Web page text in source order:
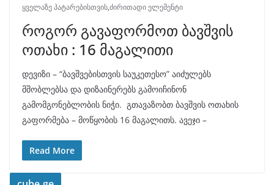
ყველაზე პატარებისთვის,ძირითადი ელემენტი
როგორ გავაფორმოთ ბავშვის
ოთახი : 16 მაგალითი
დევიზი – “ბავშვებისთვის საუკეთესო” აიძულებს
მშობლებსა და დიზაინერებს გამოიჩინონ
გამომგონებლობის ნიჭი. გთავაზობთ ბავშვის ოთახის
გაფორმება – მოწყობის 16 მაგალითს. ავეჯი –
Read More